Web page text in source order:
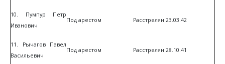
10. Пумпур Петр
Иванович
Под арестом Расстрелян 23.03.42
11. Рычагов Павел
Васильевич
Под арестом Расстрелян 28.10.41